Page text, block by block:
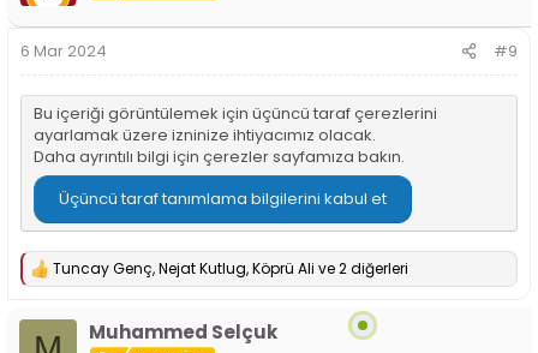
6 Mar 2024 #9
Bu içeriği görüntülemek için üçüncü taraf çerezlerini
ayarlamak üzere izninize ihtiyacımız olacak.
Daha ayrıntılı bilgi için çerezler sayfamıza bakın.
Üçüncü taraf tanımlama bilgilerini kabul et
T
p
Tuncay Genç,Nejat Kutlug,Köprü Ali ve 2 diğerleri
Muhammed Selçuk